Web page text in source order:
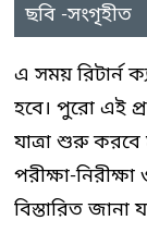
ছবি -সংগৃহীত
এ সময় রিটার্ন
হবে। পুরো এই
যাত্রা শুরু
পরীক্ষা-
বিস্তারিত জানা